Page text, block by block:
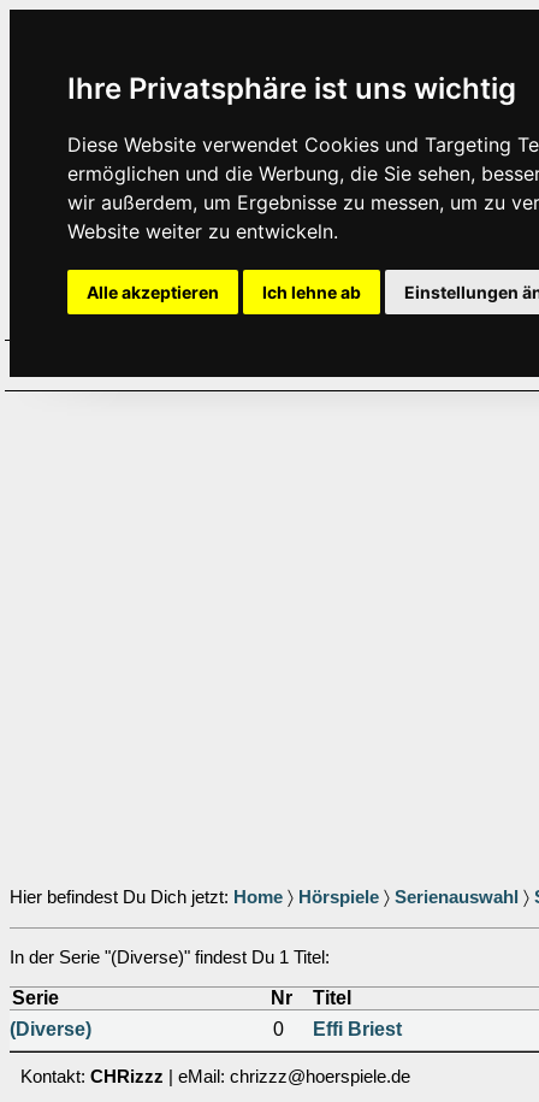
Ihre Privatsphäre ist uns wichtig
Diese Website verwendet Cookies und Targeting
ermöglichen und die Werbung, die Sie sehen,
wir außerdem, um Ergebnisse zu messen, um zu
Website weiter zu entwickeln.
Alle akzeptieren Ich lehne ab Einstellungen
Hier befindest Du Dich jetzt: Home 〉 Hörspiele 〉 Serienauswahl 〉
In der Serie "(Diverse)" findest Du 1 Titel:
Serie Nr
Titel
(Diverse)
0 Effi Briest
Kontakt: CHRizzz | eMail: chrizzz@hoerspiele.de